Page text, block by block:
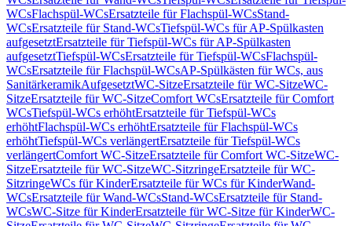
WCsFlachspül-WCsErsatzteile für Flachspül-WCsStand-
WCsErsatzteile für Stand-WCsTiefspül-WCs für AP-Spülkasten
aufgesetztErsatzteile für Tiefspül-WCs für AP-Spülkasten
aufgesetztTiefspül-WCsErsatzteile für Tiefspül-WCsFlachspül-
WCsErsatzteile für Flachspül-WCsAP-Spülkästen für WCs, aus
SanitärkeramikAufgesetztWC-SitzeErsatzteile für WC-SitzeWC-
SitzeErsatzteile für WC-SitzeComfort WCsErsatzteile für Comfort
WCsTiefspül-WCs erhöhtErsatzteile für Tiefspül-WCs
erhöhtFlachspül-WCs erhöhtErsatzteile für Flachspül-WCs
erhöhtTiefspül-WCs verlängertErsatzteile für Tiefspül-WCs
verlängertComfort WC-SitzeErsatzteile für Comfort WC-SitzeWC-
SitzeErsatzteile für WC-SitzeWC-SitzringeErsatzteile für WC-
SitzringeWCs für KinderErsatzteile für WCs für KinderWand-
WCsErsatzteile für Wand-WCsStand-WCsErsatzteile für Stand-
WCsWC-Sitze für KinderErsatzteile für WC-Sitze für KinderWC-